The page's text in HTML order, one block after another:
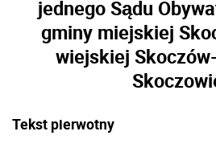
jednego Sądu
gminy miejskiej
wiejskiej
Tekst pierwotny